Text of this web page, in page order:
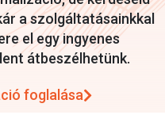
a szolgáltatásainkkal
el egy ingyenes
átbeszélhetünk.
foglalása